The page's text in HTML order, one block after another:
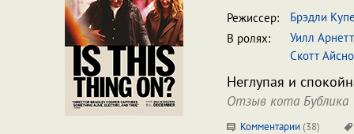
Режиссер:
Брэдли
В ролях:
Уилл Арнетт
Скотт
Неглупая и
Отзыв кота Бублика
Комментарии (38)